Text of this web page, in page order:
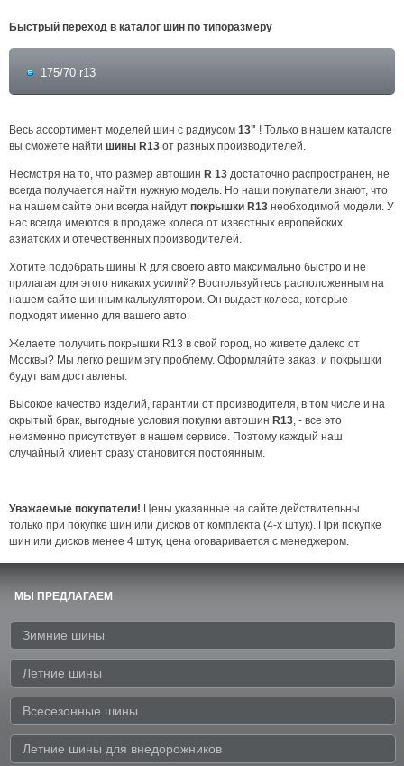
Быстрый переход в каталог шин по типоразмеру
175/70 r13
Весь ассортимент моделей шин с радиусом 13" ! Только в нашем каталоге
вы сможете найти шины R13 от разных производителей.
Несмотря на то, что размер автошин R 13 достаточно распространен, не
всегда получается найти нужную модель. Но наши покупатели знают, что
на нашем сайте они всегда найдут покрышки R13 необходимой модели. У
нас всегда имеются в продаже колеса от известных европейских,
азиатских и отечественных производителей.
Хотите подобрать шины R для своего авто максимально быстро и не
прилагая для этого никаких усилий? Воспользуйтесь расположенным на
нашем сайте шинным калькулятором. Он выдаст колеса, которые
подходят именно для вашего авто.
Желаете получить покрышки R13 в свой город, но живете далеко от
Москвы? Мы легко решим эту проблему. Оформляйте заказ, и покрышки
будут вам доставлены.
Высокое качество изделий, гарантии от производителя, в том числе и на
скрытый брак, выгодные условия покупки автошин R13, - все это
неизменно присутствует в нашем сервисе. Поэтому каждый наш
случайный клиент сразу становится постоянным.
Уважаемые покупатели! Цены указанные на сайте действительны
только при покупке шин или дисков от комплекта (4-x штук). При покупке
шин или дисков менее 4 штук, цена оговаривается с менеджером.
МЫ ПРЕДЛАГАЕМ
Зимние шины
Летние шины
Всесезонные шины
Летние шины для внедорожников